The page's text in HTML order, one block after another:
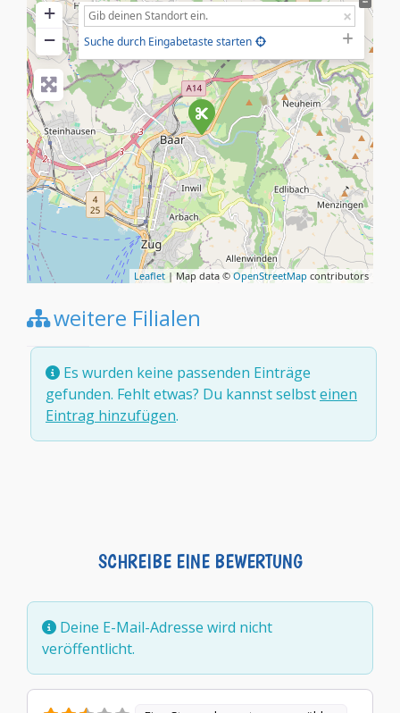
+
−
Suche durch Eingabetaste starten
Leaflet | Map data © OpenStreetMap contributors
weitere Filialen
Es wurden keine passenden Einträge
gefunden. Fehlt etwas? Du kannst selbsteinen
Eintrag hinzufügen.
SCHREIBE EINE BEWERTUNG
Deine E-Mail-Adresse wird nicht
veröffentlicht.